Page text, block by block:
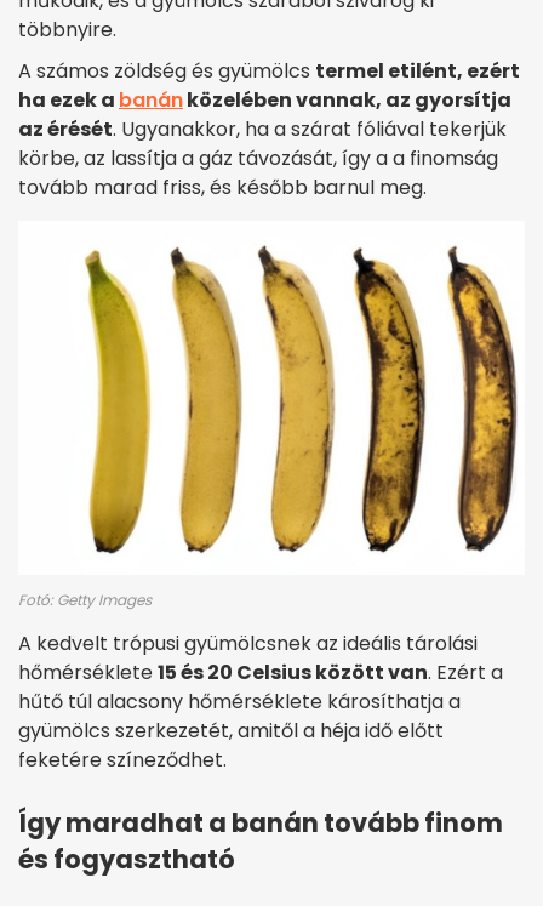
többnyire.
A számos zöldség és gyümölcs termel etilént, ezért
ha ezek a banánközelében vannak, az gyorsítja
az érését. Ugyanakkor, ha a szárat fóliával tekerjük
körbe, az lassítja a gáz távozását, így a a finomság
tovább marad friss, és később barnul meg.
Fotó: Getty Images
A kedvelt trópusi gyümölcsnek az ideális tárolási
hőmérséklete15 és 20 Celsius között van. Ezért a
hűtő túl alacsony hőmérséklete károsíthatja a
gyümölcs szerkezetét, amitől a héja idő előtt
feketére színeződhet.
Így maradhat a banán tovább finom
és fogyasztható